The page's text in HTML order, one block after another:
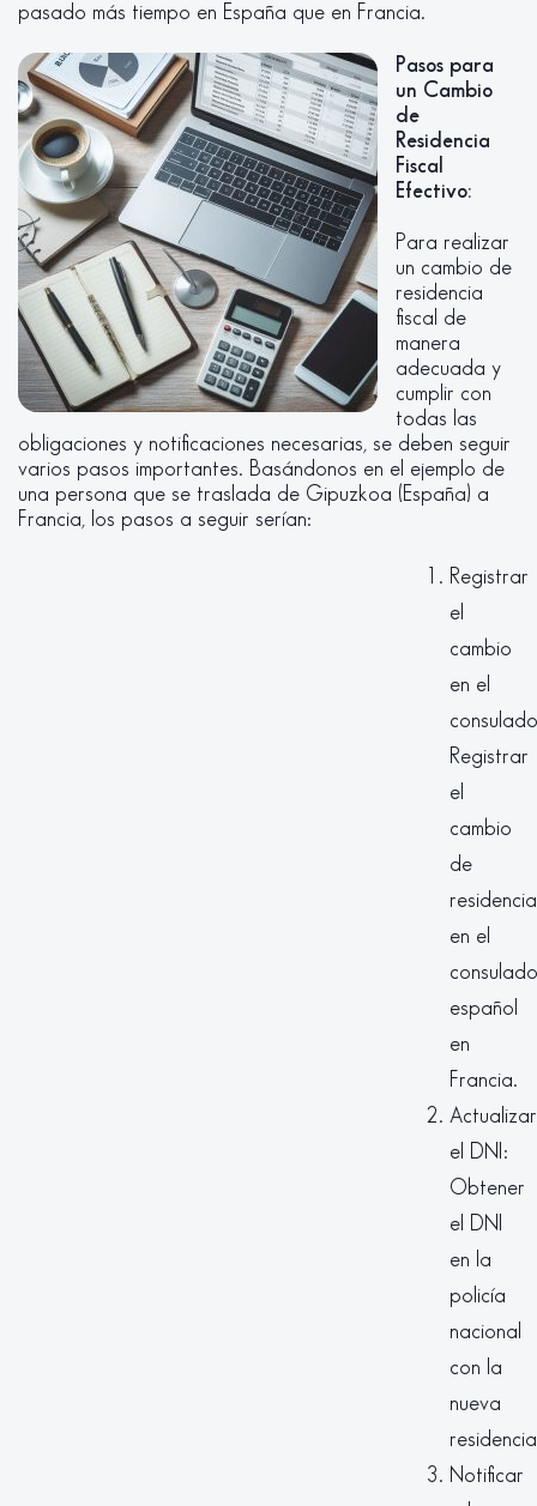
pasado más tiempo en España que en Francia.
Pasos para
un Cambio
de
Residencia
Fiscal
Efectivo:
Para realizar
un cambio de
residencia
fiscal de
manera
adecuada y
cumplir con
todas las
obligaciones y notificaciones necesarias, se deben seguir
varios pasos importantes. Basándonos en el ejemplo de
una persona que se traslada de Gipuzkoa (España) a
Francia, los pasos a seguir serían:
Registrar
el
cambio
en el
Registrar
el
cambio
de
residencia
en el
consulado
español
en
Francia.
Actualizar
el DNI:
Obtener
el DNI
en la
policía
nacional
con la
nueva
Notificar